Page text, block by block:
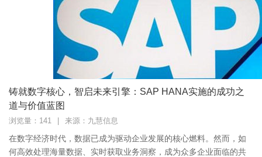
铸就数字核心，智启未来引擎：SAP HANA实施的成功之
道与价值蓝图
浏览量：141 来源：九慧信息
在数字经济时代，数据已成为驱动企业发展的核心燃料。然而，如
何高效处理海量数据、实时获取业务洞察，成为众多企业面临的共